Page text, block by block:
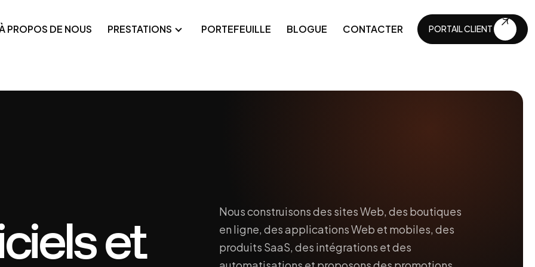
À PROPOS DE NOUS PRESTATIONS
Numérisation des entreprises
PORTEFEUILLE BLOGUE CONTACTER
PORTAIL CLIENT
PORTAIL CLIENT
et
Nous construisons des sites Web, des boutiques
en ligne, des applications Web et mobiles, des
produits SaaS, des intégrations et des